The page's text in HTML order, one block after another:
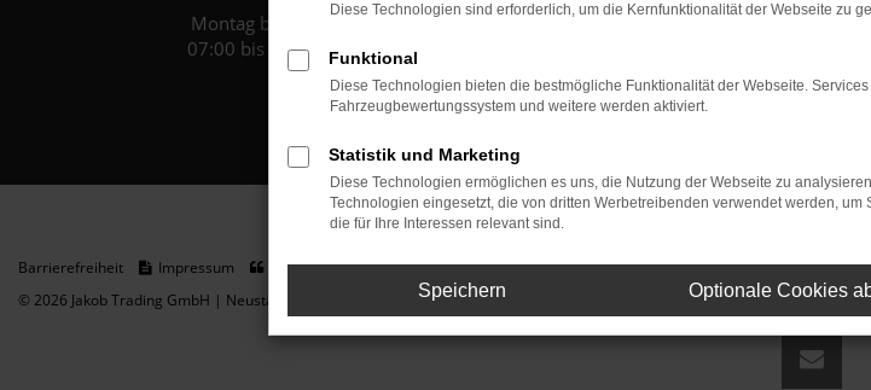
Montag bis Freitag:
07:00 bis 18:00 Uhr
Jakob Trading
D-08223 Neustadt/
Barrierefreiheit Impressum Datenschutz
Cookie Einstellungen
© 2026 Jakob Trading GmbH | Neustädter Straße 1 | DE-08223 Neustadt/Vogtland | fj@jakob-trading.com |Webdesign by
Diese Technologien sind erforderlich, um die Kernfunktionalität der Webseite zu
Funktional
Diese Technologien bieten die bestmögliche Funktionalität der Webseite.
Fahrzeugbewertungssystem und weitere werden aktiviert.
Statistik und Marketing
Diese Technologien ermöglichen es uns, die Nutzung der Webseite zu
Technologien eingesetzt, die von dritten Werbetreibenden verwendet werden,
die für Ihre Interessen relevant sind.
Speichern Optionale Cookies